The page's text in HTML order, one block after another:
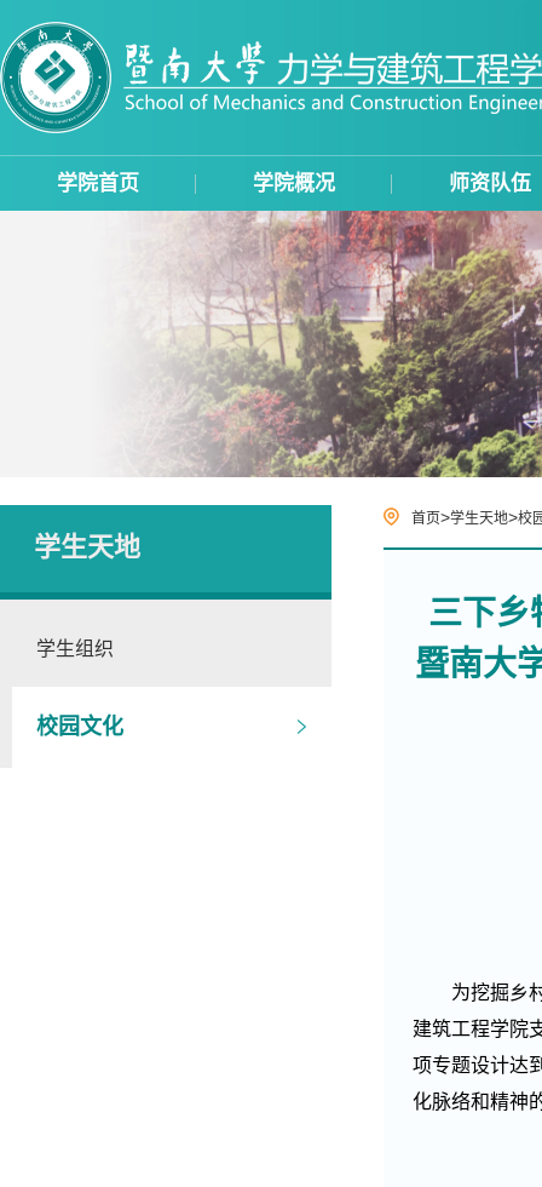
学院首页 学院概况 师资队伍
学生天地
学生组织
校园文化
首页>学生天地>校
三下
暨南大
为挖掘乡
建筑工程学院
项专题设计达
化脉络和精神